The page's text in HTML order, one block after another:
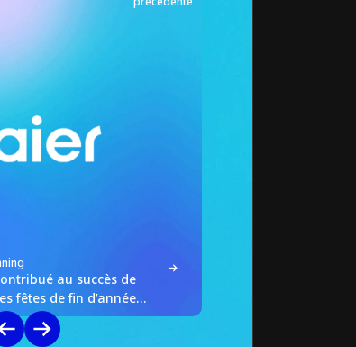
au succès de
fêtes de fin d’année
d’annonces